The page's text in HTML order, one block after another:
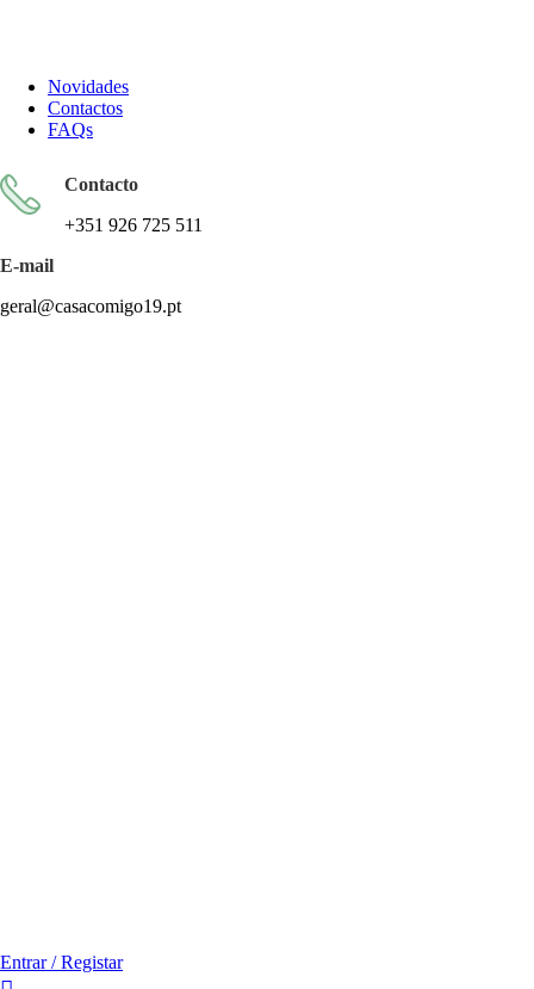
Novidades
Contactos
FAQs
Contacto
+351 926 725 511
E-mail
geral@casacomigo19.pt
Entrar / Registar